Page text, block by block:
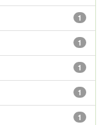
1
1
1
1
1